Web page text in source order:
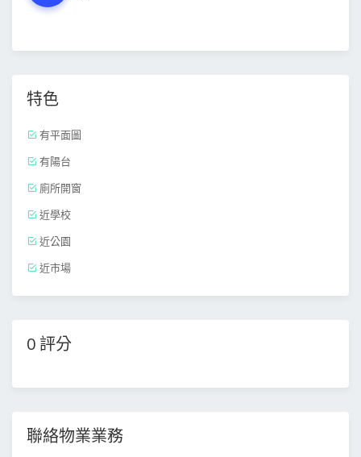
特色
有平面圖
有陽台
廁所開窗
近學校
近公園
近市場
0 評分
聯絡物業業務